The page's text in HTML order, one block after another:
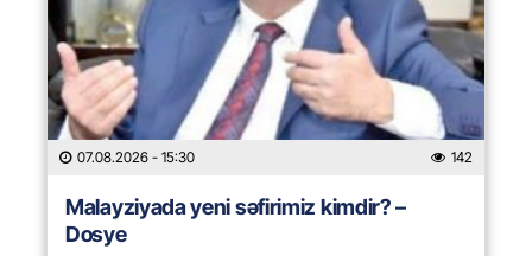
07.08.2026 - 15:30 142
Malayziyada yeni səfirimiz kimdir? –
Dosye